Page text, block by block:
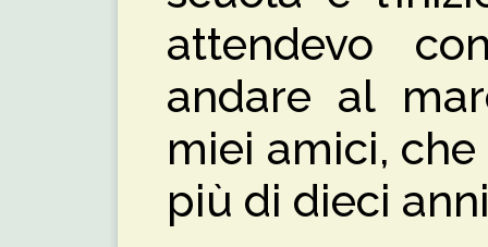
attendevo
andare al
miei amici,
più di dieci